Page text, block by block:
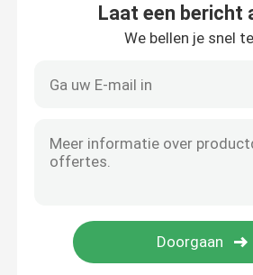
Tandimplant machine
Obturation Systeem
Laat een bericht
We bellen je snel